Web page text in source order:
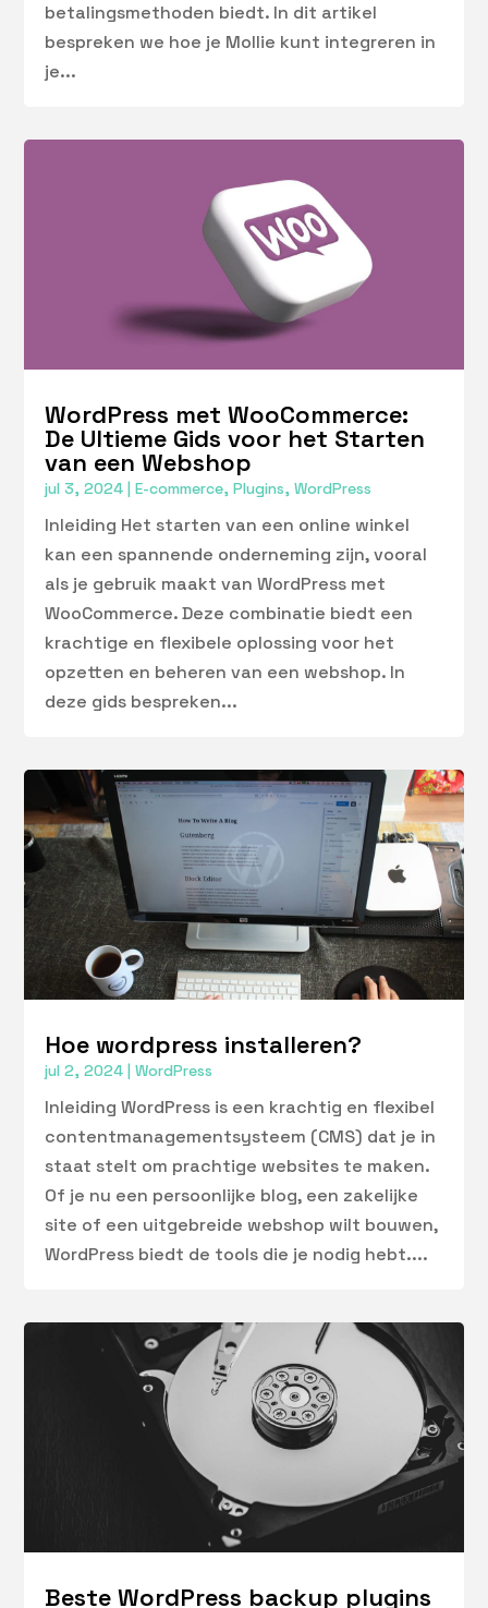
betalingsmethoden biedt. In dit artikel
bespreken we hoe je Mollie kunt integreren in
je...
WordPress met WooCommerce:
De Ultieme Gids voor het Starten
van een Webshop
jul 3, 2024 |E-commerce,Plugins,WordPress
Inleiding Het starten van een online winkel
kan een spannende onderneming zijn, vooral
als je gebruik maakt van WordPress met
WooCommerce. Deze combinatie biedt een
krachtige en flexibele oplossing voor het
opzetten en beheren van een webshop. In
deze gids bespreken...
Hoe wordpress installeren?
jul 2, 2024 |WordPress
Inleiding WordPress is een krachtig en flexibel
contentmanagementsysteem (CMS) dat je in
staat stelt om prachtige websites te maken.
Of je nu een persoonlijke blog, een zakelijke
site of een uitgebreide webshop wilt bouwen,
WordPress biedt de tools die je nodig hebt....
Beste WordPress backup plugins